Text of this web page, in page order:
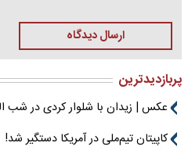
ارسال دیدگاه
پربازدیدترین
عکس | زیدان با شلوار کردی در شب
کاپیتان تیم‌ملی در آمریکا دستگیر شد!